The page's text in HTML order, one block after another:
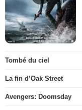
Tombé du ciel
La fin d’Oak Street
Avengers: Doomsday